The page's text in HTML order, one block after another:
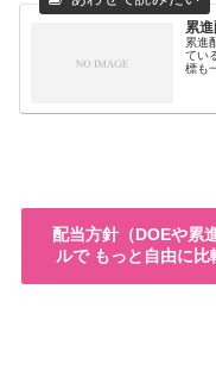
累
累進
てい
標も
配当方針（DOEや累
ルで もっと自由に比